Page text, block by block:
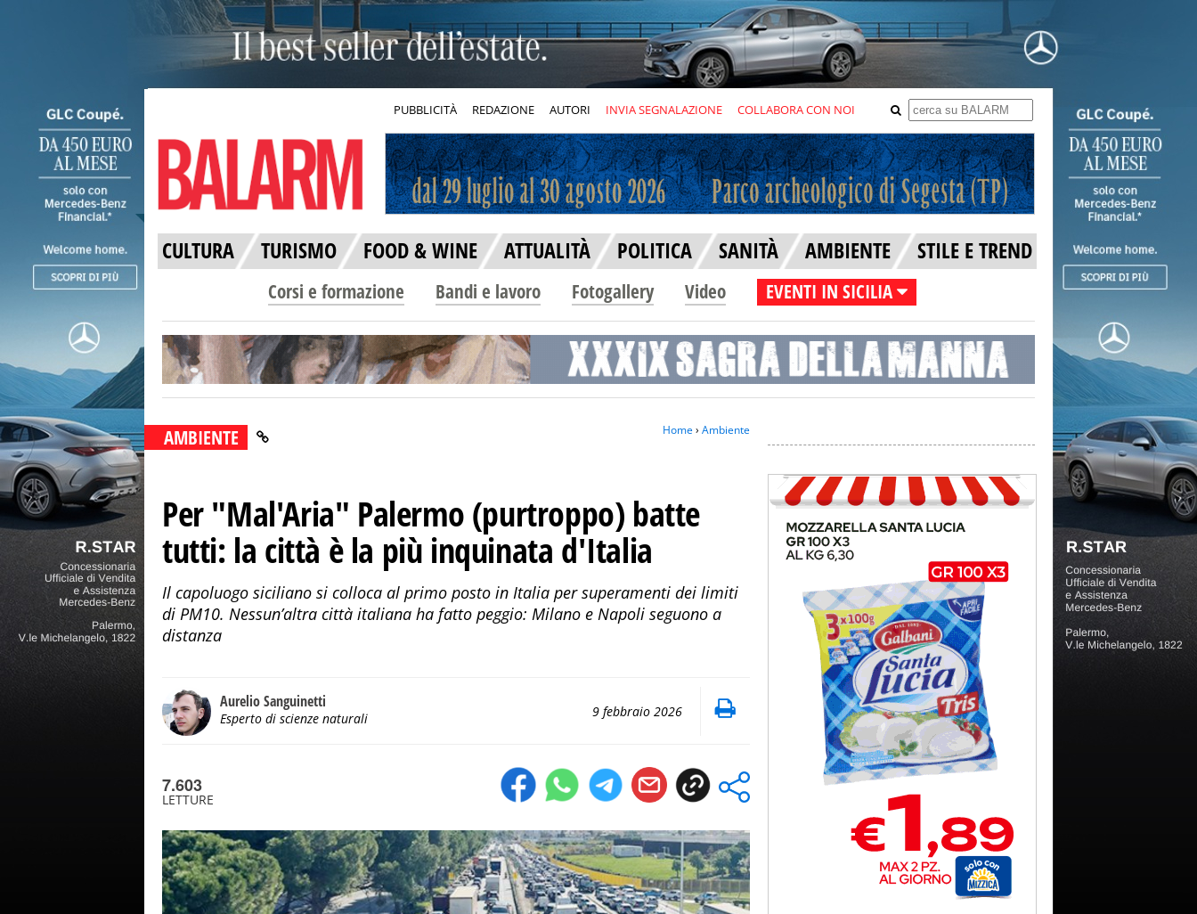
PUBBLICITÀ REDAZIONE AUTORI INVIA SEGNALAZIONE COLLABORA CON NOI
CULTURA TURISMO FOOD & WINE ATTUALITÀ POLITICA SANITÀ AMBIENTE STILE E TREND
Corsi e formazione Bandi e lavoro Fotogallery Video EVENTI IN SICILIA
AMBIENTE Home› Ambiente
Per "Mal'Aria" Palermo (purtroppo) batte
tutti: la città è la più inquinata d'Italia
Il capoluogo siciliano si colloca al primo posto in Italia per superamenti dei limiti
di PM10. Nessun’altra città italiana ha fatto peggio: Milano e Napoli seguono a
distanza
Aurelio Sanguinetti
Esperto di scienze naturali 9 febbraio 2026
7.603
LETTURE